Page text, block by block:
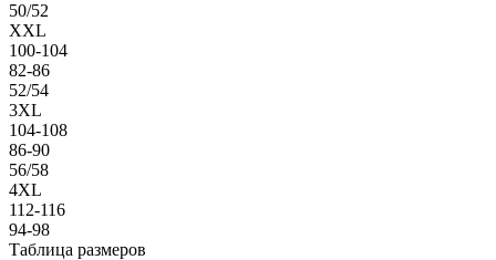
50/52
XXL
100-104
82-86
52/54
3XL
104-108
86-90
56/58
4XL
112-116
94-98
Таблица размеров